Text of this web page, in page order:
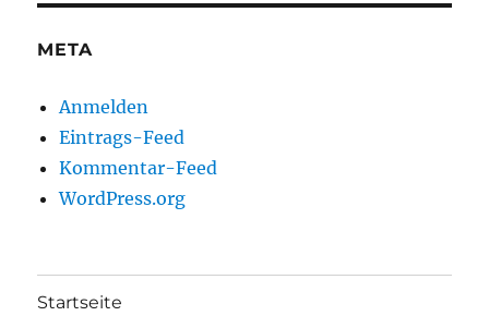
META
Anmelden
Eintrags-Feed
Kommentar-Feed
WordPress.org
Startseite